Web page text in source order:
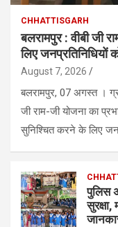
CHHATTISGARH
बलरामपुर : वीबी जी
लिए जनप्रतिनिधियों
August 7, 2026
बलरामपुर, 07 अगस्त ।
जी राम-जी योजना का
सुनिश्चित करने के लिए
पुलिस
सुरक्षा,